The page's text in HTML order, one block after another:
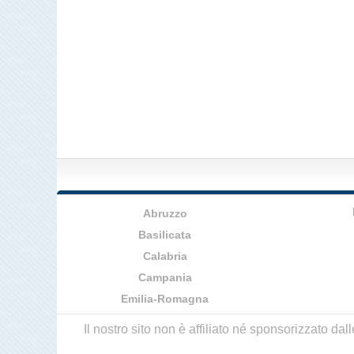
Abruzzo
Basilicata
Calabria
Campania
Emilia-Romagna
Il nostro sito non è affiliato né sponsorizzato